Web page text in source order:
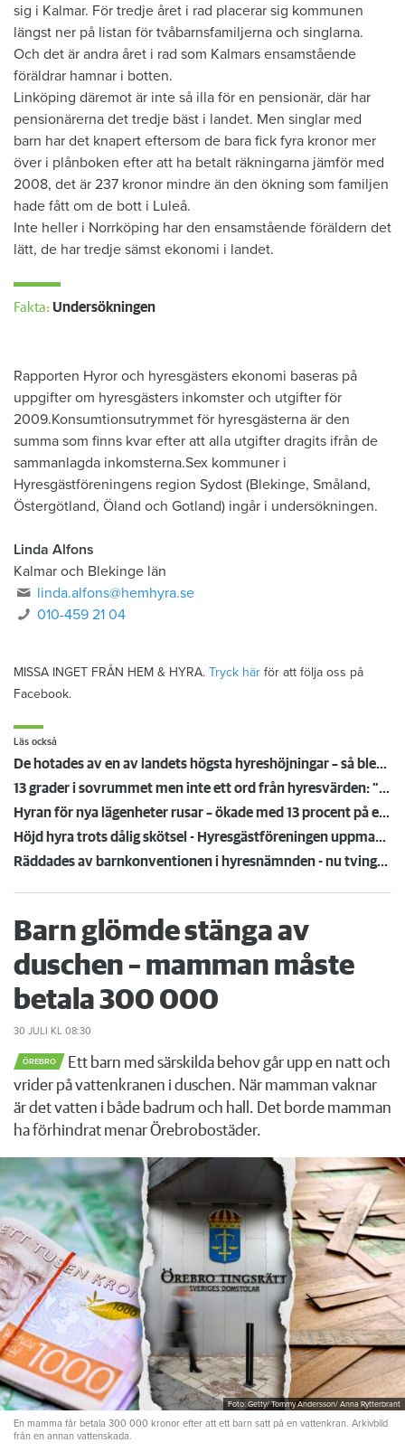
sig i Kalmar. För tredje året i rad placerar sig kommunen
längst ner på listan för tvåbarnsfamiljerna och singlarna.
Och det är andra året i rad som Kalmars ensamstående
föräldrar hamnar i botten.
Linköping däremot är inte så illa för en pensionär, där har
pensionärerna det tredje bäst i landet. Men singlar med
barn har det knapert eftersom de bara fick fyra kronor mer
över i plånboken efter att ha betalt räkningarna jämför med
2008, det är 237 kronor mindre än den ökning som familjen
hade fått om de bott i Luleå.
Inte heller i Norrköping har den ensamstående föräldern det
lätt, de har tredje sämst ekonomi i landet.​
Fakta: Undersökningen
Rapporten Hyror och hyresgästers ekonomi baseras på
uppgifter om hyresgästers inkomster och utgifter för
2009.Konsumtionsutrymmet för hyresgästerna är den
summa som finns kvar efter att alla utgifter dragits ifrån de
sammanlagda inkomsterna.Sex kommuner i
Hyresgästföreningens region Sydost (Blekinge, Småland,
Östergötland, Öland och Gotland) ingår i undersökningen.
Linda Alfons
Kalmar och Blekinge län
linda.alfons@hemhyra.se
010-459 21 04
MISSA INGET FRÅN HEM & HYRA. Tryck här för att följa oss på
Facebook.
Läs också
De hotades av en av landets högsta hyreshöjningar – så blev det
13 grader i sovrummet men inte ett ord från hyresvärden: ”Helt otroligt alltså"
Hyran för nya lägenheter rusar – ökade med 13 procent på ett år
Höjd hyra trots dålig skötsel - Hyresgästföreningen uppmanar boende att inte betala
Räddades av barnkonventionen i hyresnämnden - nu tvingas mannen flytta: ”Inte förvånad”
Barn glömde stänga av
duschen – mamman måste
betala 300 000
30 JULI KL 08:30
ÖREBRO
Ett barn med särskilda behov går upp en natt och
vrider på vattenkranen i duschen. När mamman vaknar
är det vatten i både badrum och hall. Det borde mamman
ha förhindrat menar Örebrobostäder.
Foto: Getty/ Tommy Andersson/ Anna Rytterbrant
En mamma får betala 300 000 kronor efter att ett barn satt på en vattenkran. Arkivbild
från en annan vattenskada.